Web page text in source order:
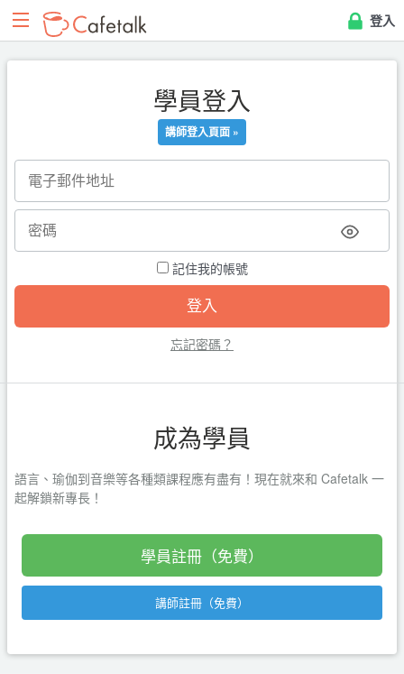
登入
學員登入
講師登入頁面 »
記住我的帳號
忘記密碼？
成為學員
語言、瑜伽到音樂等各種類課程應有盡有！現在就來和 Cafetalk 一
起解鎖新專長！
學員註冊（免費）
講師註冊（免費）